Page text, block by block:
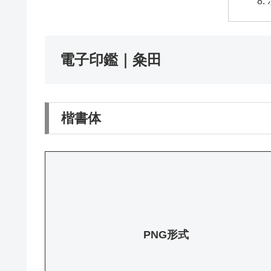
電子印鑑｜粂田
楷書体
PNG形式